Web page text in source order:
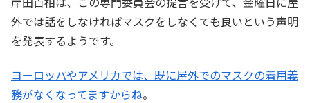
外では話をしなければマスクをしなくても良いという声明
を発表するようです。
ヨーロッパやアメリカでは、既に屋外でのマスクの着用義
務がなくなってますからね。